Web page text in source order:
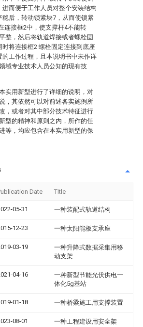
而便于工作人员对整个安装结构
后，转动锁紧块7，从而使锁紧
连接框2中，使支撑杆4不能转
整，然后将轨道焊接或者螺栓固
将连接框2 螺栓固定连接到底座
的工作过程，且本说明书中未作详
域专业技术人员公知的现有技
实用新型进行了详细的说明，对
，其依然可以对前述各实施例所
，或者对其中部分技术特征进行
型的精神和原则之内，所作的任
等，均应包含在本实用新型的保
Date Title
05-31 一种装配式轨道结构
12-23 一种太阳能板支承座
03-19
一种升降式数据采集用移
动支架
04-16
一种新型节能光伏供电一
体化5g基站
01-18 一种桥梁施工用支撑装置
08-01 一种工程建设用安全架